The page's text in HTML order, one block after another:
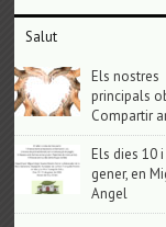
Salut
Els nostres
principals
Compartir
Els dies 10
gener, en
Angel